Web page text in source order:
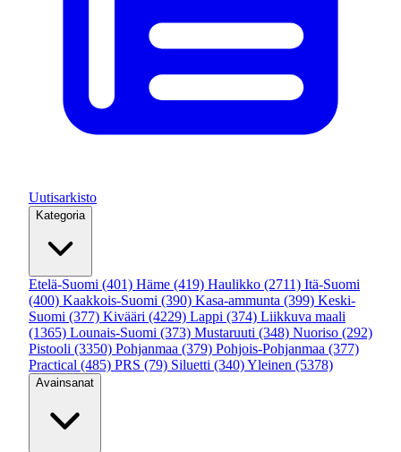
Uutisarkisto
Kategoria
Etelä-Suomi (401) Häme (419) Haulikko (2711) Itä-Suomi
(400) Kaakkois-Suomi (390) Kasa-ammunta (399) Keski-
Suomi (377) Kivääri (4229) Lappi (374) Liikkuva maali
(1365) Lounais-Suomi (373) Mustaruuti (348) Nuoriso (292)
Pistooli (3350) Pohjanmaa (379) Pohjois-Pohjanmaa (377)
Practical (485) PRS (79) Siluetti (340)Yleinen (5378)
Avainsanat